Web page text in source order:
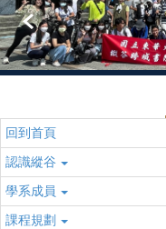
回到首頁
認識縱谷
學系成員
課程規劃